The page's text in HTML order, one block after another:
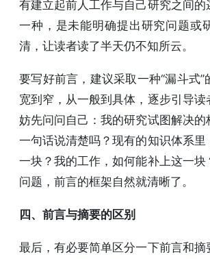
有建立起前人工作与自己研究之间的
一种，是未能明确提出研究问题或
清，让读者读了半天仍不知所云。
要写好前言，建议采取一种“漏斗式”
宽到窄，从一般到具体，逐步引导读
妨先问问自己：我的研究试图解决的
一句话说清楚吗？现有的知识体系里
一块？我的工作，如何能补上这一块
问题，前言的框架自然就清晰了。
四、前言与摘要的区别
最后，有必要简单区分一下前言和摘